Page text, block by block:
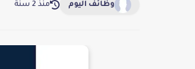
وظائف اليوم منذ 2 سنة